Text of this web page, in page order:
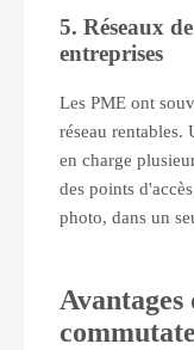
5. Réseaux
entreprises
Les PME ont
réseau rentables.
en charge
des points
photo, dans un